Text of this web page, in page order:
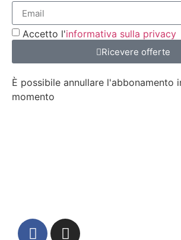
Accetto l'informativa sulla privacy
Ricevere offerte
È possibile annullare l'abbonamento
momento